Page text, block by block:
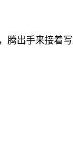
出手来接着